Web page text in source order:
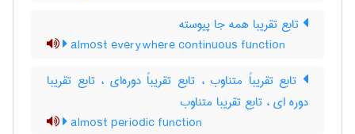
تابع تقریبا همه جا پیوسته
almost everywhere continuous function
تابع تقریباً متناوب ، تابع تقریباً دوره‌ای ، تابع تقریبا
دوره ای ، تابع تقریبا متناوب
almost periodic function